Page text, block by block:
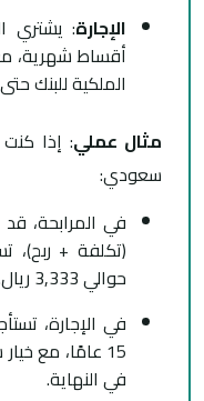
الإجارة: يشتري
أقساط شهرية،
الملكية للبنك
مثال عملي
سعودي:
في المرابحة، قد يبيعك البنك العقار بـ 600,000 ريال
حوالي 3,333 ريال.
في الإجارة، تستأجر العقار بـ 3,000 ريال شهريًا لمدة
في النهاية.